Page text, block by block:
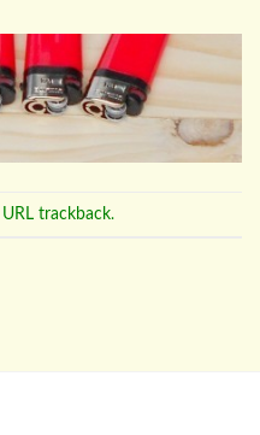
URL trackback.